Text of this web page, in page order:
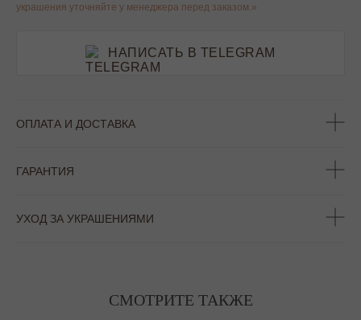
украшения уточняйте у менеджера перед заказом.»
НАПИСАТЬ В TELEGRAM
ОПЛАТА И ДОСТАВКА
ГАРАНТИЯ
УХОД ЗА УКРАШЕНИЯМИ
СМОТРИТЕ ТАКЖЕ